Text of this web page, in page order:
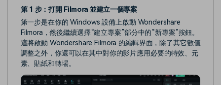
第 1 步：打開 Filmora 並建立一個專案
第一步是在你的 Windows 設備上啟動 Wondershare
Filmora，然後繼續選擇“建立專案”部分中的“新專案”按鈕。
這將啟動 Wondershare Filmora 的編輯界面，除了其它數值
調整之外，你還可以在其中對你的影片應用必要的特效、元
素、貼紙和轉場。